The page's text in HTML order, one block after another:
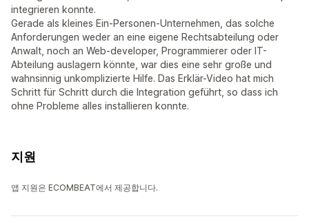
integrieren konnte.
Gerade als kleines Ein-Personen-Unternehmen, das solche
Anforderungen weder an eine eigene Rechtsabteilung oder
Anwalt, noch an Web-developer, Programmierer oder IT-
Abteilung auslagern könnte, war dies eine sehr große und
wahnsinnig unkomplizierte Hilfe. Das Erklär-Video hat mich
Schritt für Schritt durch die Integration geführt, so dass ich
ohne Probleme alles installieren konnte.
지원
앱 지원은 ECOMBEAT에서 제공합니다.